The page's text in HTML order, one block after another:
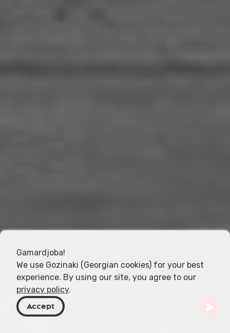
Gamardjoba!
We use Gozinaki (Georgian cookies) for your best
experience. By using our site, you agree to our
privacy policy.
Accept